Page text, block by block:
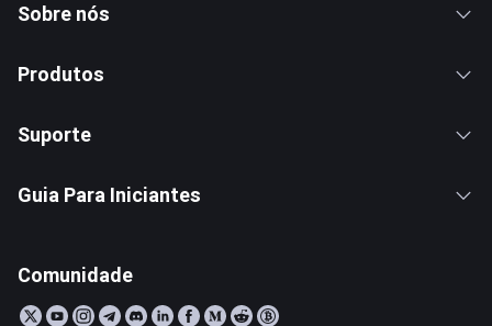
Sobre nós
Produtos
Suporte
Guia Para Iniciantes
Comunidade